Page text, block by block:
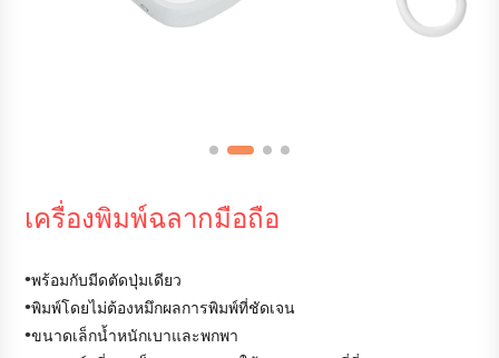
เครื่องพิมพ์ฉลากมือถือ
•พร้อมกับมีดตัดปุ่มเดียว
•พิมพ์โดยไม่ต้องหมึกผลการพิมพ์ที่ชัดเจน
•ขนาดเล็กน้ำหนักเบาและพกพา